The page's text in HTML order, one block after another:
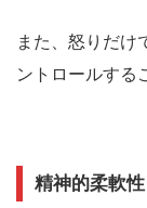
また、怒りだけ
ントロールする
精神的柔軟性